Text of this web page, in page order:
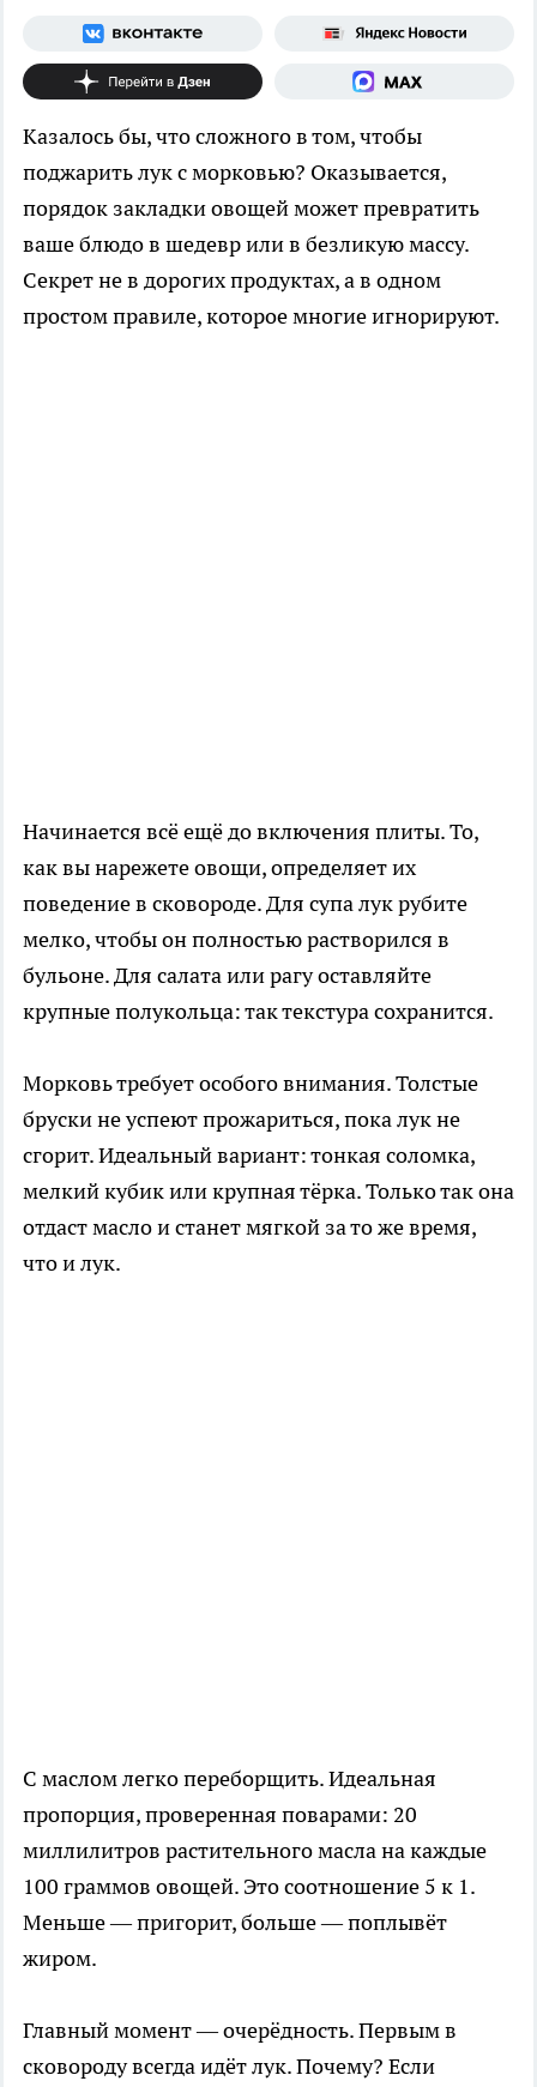
Казалось бы, что сложного в том, чтобы
поджарить лук с морковью? Оказывается,
порядок закладки овощей может превратить
ваше блюдо в шедевр или в безликую массу.
Секрет не в дорогих продуктах, а в одном
простом правиле, которое многие игнорируют.
Начинается всё ещё до включения плиты. То,
как вы нарежете овощи, определяет их
поведение в сковороде. Для супа лук рубите
мелко, чтобы он полностью растворился в
бульоне. Для салата или рагу оставляйте
крупные полукольца: так текстура сохранится.
Морковь требует особого внимания. Толстые
бруски не успеют прожариться, пока лук не
сгорит. Идеальный вариант: тонкая соломка,
мелкий кубик или крупная тёрка. Только так она
отдаст масло и станет мягкой за то же время,
что и лук.
С маслом легко переборщить. Идеальная
пропорция, проверенная поварами: 20
миллилитров растительного масла на каждые
100 граммов овощей. Это соотношение 5 к 1.
Меньше — пригорит, больше — поплывёт
жиром.
Главный момент — очерёдность. Первым в
сковороду всегда идёт лук. Почему? Если